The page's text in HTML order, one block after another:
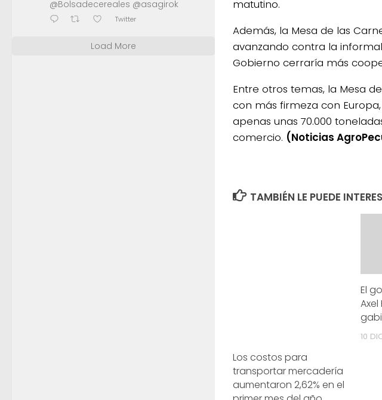
matutino.
Además, la Mesa de las
avanzando contra la
Gobierno cerraría más
Entre otros temas, la Mesa
con más firmeza con
apenas unas 70.000
comercio. (Noticias
TAMBIÉN LE PUEDE
Los costos para
transportar mercadería
aumentaron 2,62% en el
El
10
@Bolsadecereales @asagirok
Twitter
Load More